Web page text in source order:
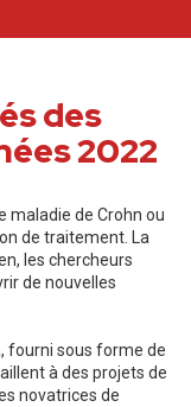
des
2022
maladie de Crohn ou
de traitement. La
les chercheurs
de nouvelles
fourni sous forme de
à des projets de
novatrices de